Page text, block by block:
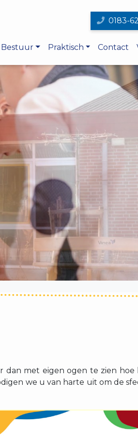
0183-
Bestuur Praktisch Contact
dan met eigen ogen te zien hoe
we u van harte uit om de